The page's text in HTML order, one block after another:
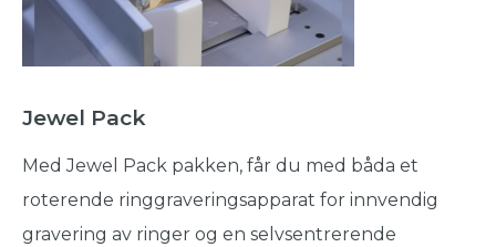
Jewel Pack
Med Jewel Pack pakken, får du med båda et
roterende ringgraveringsapparat for innvendig
gravering av ringer og en selvsentrerende